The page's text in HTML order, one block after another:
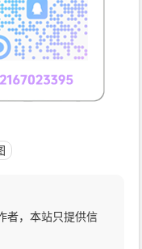
者，本站只提供信